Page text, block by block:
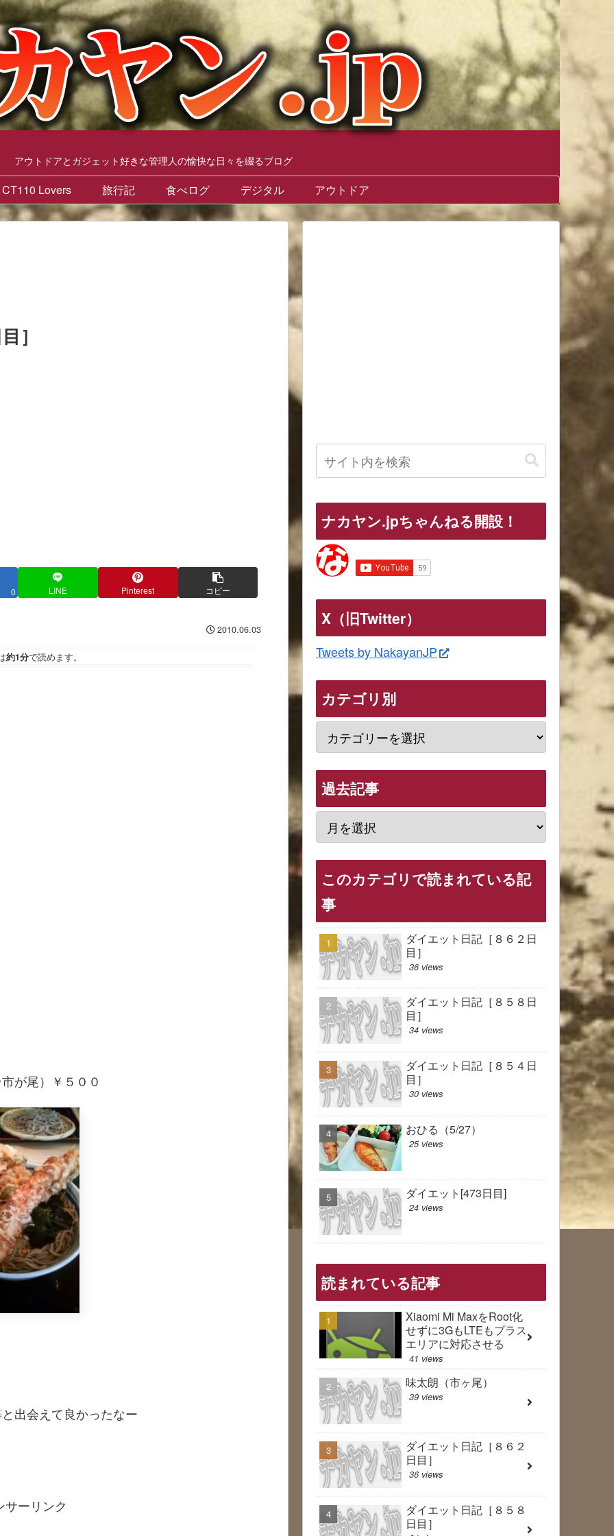
アウトドアとガジェット好きな管理人の愉快な日々を綴るブログ
CT110 Lovers 旅行記 食べログ デジタル アウトドア
］
0 LINE Pinterest コピー
2010.06.03
約1分で読めます。
が尾）￥５００
出会えて良かったなー
サーリンク
ナカヤン.jpちゃんねる開設！
X（旧Twitter）
Tweets by NakayanJP
カテゴリ別
過去記事
このカテゴリで読まれている記
事
ダイエット日記［８６２日
目］
36 views
ダイエット日記［８５８日
目］
34 views
ダイエット日記［８５４日
目］
30 views
おひる（5/27）
25 views
ダイエット[473日目]
24 views
読まれている記事
Xiaomi Mi MaxをRoot化
せずに3GもLTEもプラス
エリアに対応させる
41 views
味太朗（市ヶ尾）
39 views
ダイエット日記［８６２
日目］
36 views
ダイエット日記［８５８
日目］